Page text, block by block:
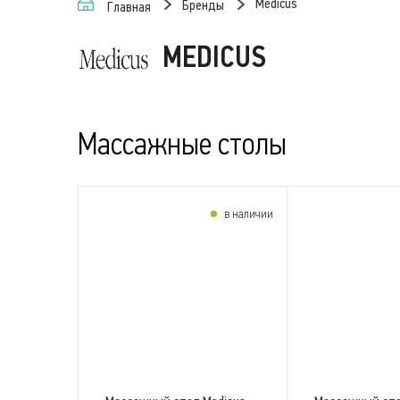
Главная Бренды Medicus
MEDICUS
Массажные столы
в наличии